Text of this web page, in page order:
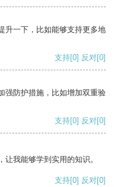
升一下，比如能够支持更多地
支持[0] 反对[0]
强防护措施，比如增加双重验
支持[0] 反对[0]
我能够学到实用的知识。
支持[0] 反对[0]